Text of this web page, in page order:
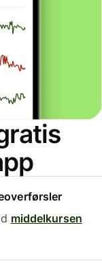
middelkursen